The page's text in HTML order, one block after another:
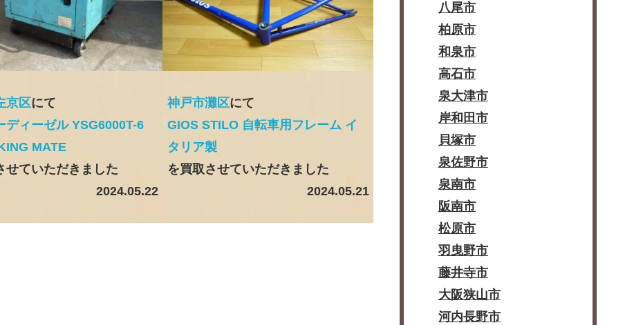
京区にて
ディーゼル YSG6000T-6
MATE
せていただきました
2024.05.22
神戸市灘区にて
GIOS STILO 自転車用フレーム イ
タリア製
を買取させていただきました
2024.05.21
八尾市
柏原市
和泉市
高石市
泉大津市
岸和田市
貝塚市
泉佐野市
泉南市
阪南市
松原市
羽曳野市
藤井寺市
大阪狭山市
河内長野市